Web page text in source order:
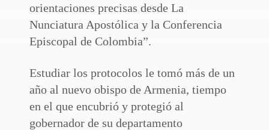
orientaciones precisas desde La
Nunciatura Apostólica y la Conferencia
Episcopal de Colombia”.
Estudiar los protocolos le tomó más de un
año al nuevo obispo de Armenia, tiempo
en el que encubrió y protegió al
gobernador de su departamento